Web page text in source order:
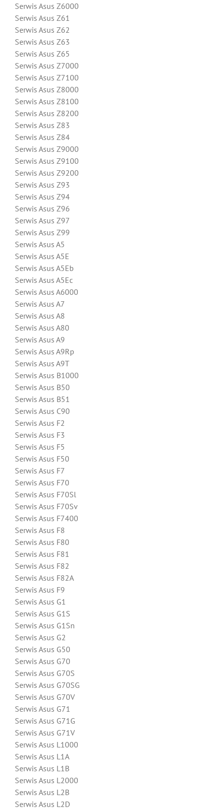
Serwis Asus Z6000
Serwis Asus Z61
Serwis Asus Z62
Serwis Asus Z63
Serwis Asus Z65
Serwis Asus Z7000
Serwis Asus Z7100
Serwis Asus Z8000
Serwis Asus Z8100
Serwis Asus Z8200
Serwis Asus Z83
Serwis Asus Z84
Serwis Asus Z9000
Serwis Asus Z9100
Serwis Asus Z9200
Serwis Asus Z93
Serwis Asus Z94
Serwis Asus Z96
Serwis Asus Z97
Serwis Asus Z99
Serwis Asus A5
Serwis Asus A5E
Serwis Asus A5Eb
Serwis Asus A5Ec
Serwis Asus A6000
Serwis Asus A7
Serwis Asus A8
Serwis Asus A80
Serwis Asus A9
Serwis Asus A9Rp
Serwis Asus A9T
Serwis Asus B1000
Serwis Asus B50
Serwis Asus B51
Serwis Asus C90
Serwis Asus F2
Serwis Asus F3
Serwis Asus F5
Serwis Asus F50
Serwis Asus F7
Serwis Asus F70
Serwis Asus F70Sl
Serwis Asus F70Sv
Serwis Asus F7400
Serwis Asus F8
Serwis Asus F80
Serwis Asus F81
Serwis Asus F82
Serwis Asus F82A
Serwis Asus F9
Serwis Asus G1
Serwis Asus G1S
Serwis Asus G1Sn
Serwis Asus G2
Serwis Asus G50
Serwis Asus G70
Serwis Asus G70S
Serwis Asus G70SG
Serwis Asus G70V
Serwis Asus G71
Serwis Asus G71G
Serwis Asus G71V
Serwis Asus L1000
Serwis Asus L1A
Serwis Asus L1B
Serwis Asus L2000
Serwis Asus L2B
Serwis Asus L2D